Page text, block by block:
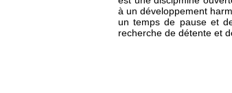
à un développement
un temps de pause et
recherche de détente et